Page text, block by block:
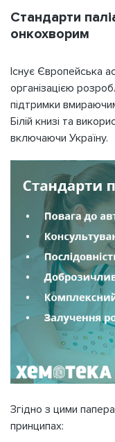
Стандарти
онкохворим
Існує Європейська
організацією
підтримки
Білій книзі та
включаючи Україну.
Згідно з цими
принципах: